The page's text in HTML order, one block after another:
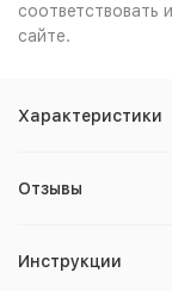
соответствовать
сайте.
Характеристики
Отзывы
Инструкции